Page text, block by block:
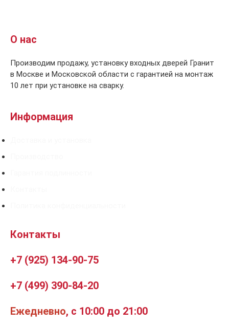
О нас
Производим продажу, установку входных дверей Гранит
в Москве и Московской области с гарантией на монтаж
10 лет при установке на сварку.
Информация
Контакты
+7 (925) 134-90-75
+7 (499) 390-84-20
Ежедневно, с 10:00 до 21:00